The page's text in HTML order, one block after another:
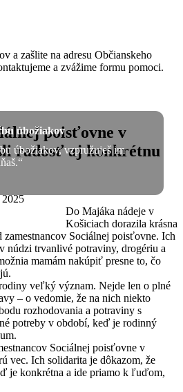
a zašlite na adresu Občianskeho
a zvážime formu pomoci.
úbožiakov
úbožiakov, vzpružuješ im
poisťovne v
radosť aj konkrétnu
2025
Do Majáka nádeje v
Košiciach dorazila krásna
Sociálnej poisťovne. Ich
núdzi trvanlivé potraviny, drogériu a
mamám nakúpiť presne to, čo
veľký význam. Nejde len o plné
– o vedomie, že na nich niekto
rozhodovania a potraviny s
potreby v období, keď je rodinný
Sociálnej poisťovne v
vec. Ich solidarita je dôkazom, že
je konkrétna a ide priamo k ľuďom,